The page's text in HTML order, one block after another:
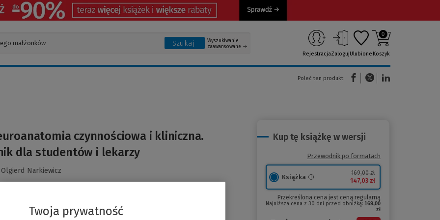
Szukaj
Wyszukiwanie
zaawansowane
RejestracjaZalogujUlubione
0
Koszyk
Poleć ten produkt:
(Nowe okno)(Link do innej strony)
czynnościowa i kliniczna.
dla studentów i lekarzy
Olgierd Narkiewicz
Kup tę książkę w wersji
Przewodnik po formatach
Książka
169,00 zł
147,03 zł
Przekreślona cena jest ceną regularną
Najniższa cena z 30 dni przed obniżką: 169,00
zł
Twoja prywatność